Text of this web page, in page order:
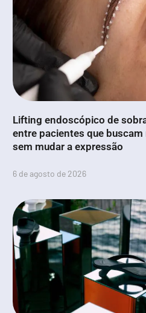
Lifting endoscópico de
entre pacientes que
sem mudar a expressão
6 de agosto de 2026